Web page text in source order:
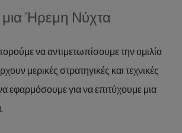
μια Ήρεμη Νύχτα
να αντιμετωπίσουμε την ομιλία
μερικές στρατηγικές και τεχνικές
εφαρμόσουμε για να επιτύχουμε μια